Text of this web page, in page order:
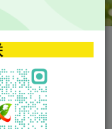
APP源码
影视源码
影视源码